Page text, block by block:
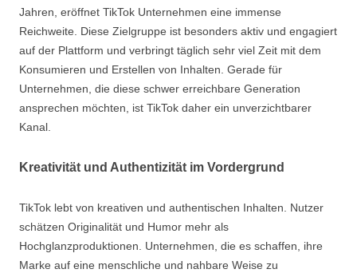
Jahren, eröffnet TikTok Unternehmen eine immense
Reichweite. Diese Zielgruppe ist besonders aktiv und engagiert
auf der Plattform und verbringt täglich sehr viel Zeit mit dem
Konsumieren und Erstellen von Inhalten. Gerade für
Unternehmen, die diese schwer erreichbare Generation
ansprechen möchten, ist TikTok daher ein unverzichtbarer
Kanal.
Kreativität und Authentizität im Vordergrund
TikTok lebt von kreativen und authentischen Inhalten. Nutzer
schätzen Originalität und Humor mehr als
Hochglanzproduktionen. Unternehmen, die es schaffen, ihre
Marke auf eine menschliche und nahbare Weise zu